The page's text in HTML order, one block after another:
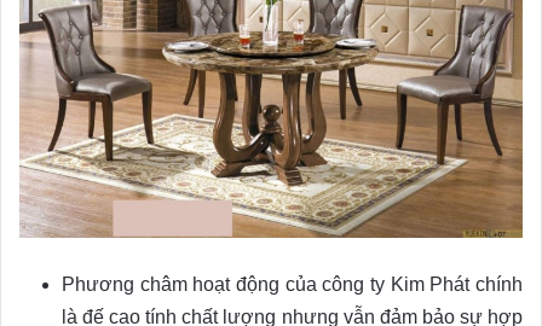
Phương châm hoạt động của công ty Kim Phát chính
là đế cao tính chất lượng nhưng vẫn đảm bảo sự hợp